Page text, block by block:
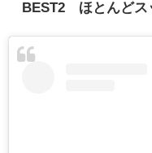
BEST2 ほとんどス